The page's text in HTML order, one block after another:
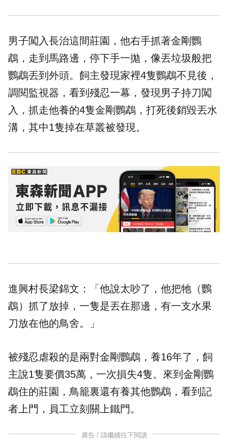
男子闖入長治這間莊園，他右手抓著金剛鸚
鵡，走到馬路邊，停下手一拋，像丟垃圾般把
鸚鵡丟到外頭。飼主發現家裡4隻鸚鵡不見後，
調閱監視器，看到殘忍一幕，發現男子持刀闖
入，抓走他養的4隻金剛鸚鵡，打死後銷毀丟水
溝，其中1隻掉在草叢被發現。
進興村長梁錦文：「他說太吵了，他把牠（鸚
鵡）抓了放掉，一隻是丟在那邊，有一支水果
刀放在他的鳥舍。」
被殘忍虐殺的是兩對金剛鸚鵡，養16年了，飼
主說1隻要價35萬，一次損失4隻。來到金剛鸚
鵡住的莊園，鳥籠裏還有養其他鸚鵡，看到記
者上門，員工立刻關上鐵門。
廣告 / 請繼續往下閱讀